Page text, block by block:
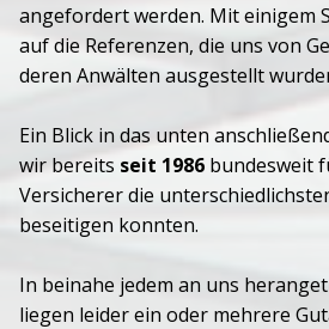
angefordert werden. Mit einigem
auf die Referenzen, die uns von
deren Anwälten ausgestellt
Ein Blick in das unten
wir bereits seit 1986 bundesweit
Versicherer die
beseitigen konnten.
In beinahe jedem an uns
liegen leider ein oder mehrere